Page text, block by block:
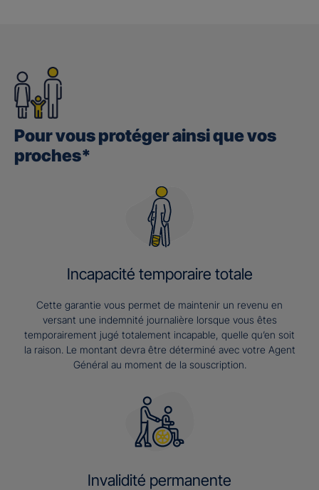
Pour vous protéger ainsi que vos
proches*
Incapacité temporaire totale
Cette garantie vous permet de maintenir un revenu en
versant une indemnité journalière lorsque vous êtes
temporairement jugé totalement incapable, quelle qu’en soit
la raison. Le montant devra être déterminé avec votre Agent
Général au moment de la souscription.
Invalidité permanente